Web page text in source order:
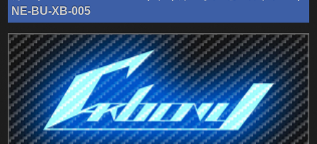
NE-BU-XB-005